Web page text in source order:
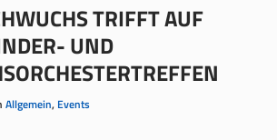
TRIFFT AUF
UND
Allgemein, Events